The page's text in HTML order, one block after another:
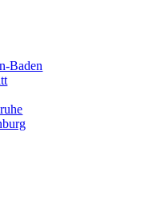
Baden